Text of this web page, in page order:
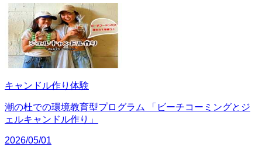
キャンドル作り体験
潮の杜での環境教育型プログラム 「ビーチコーミングとジ
ェルキャンドル作り」
2026/05/01